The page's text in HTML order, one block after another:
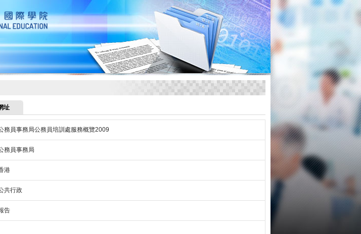
址
務員事務局公務員培訓處服務概覽2009
務員事務局
港
共行政
告